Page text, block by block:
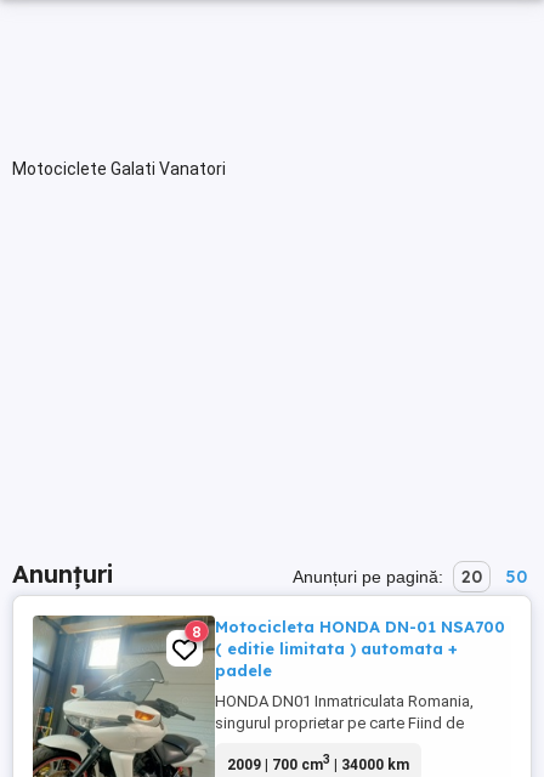
Motociclete Galati Vanatori
Anunțuri Anunțuri pe pagină: 20 50
8
Motocicleta HONDA DN-01 NSA700
( editie limitata ) automata +
padele
HONDA DN01 Inmatriculata Romania,
singurul proprietar pe carte Fiind de
trafic ceea ce ii da un mare + de siguranta,
2009 | 700 cm3 | 34000 km